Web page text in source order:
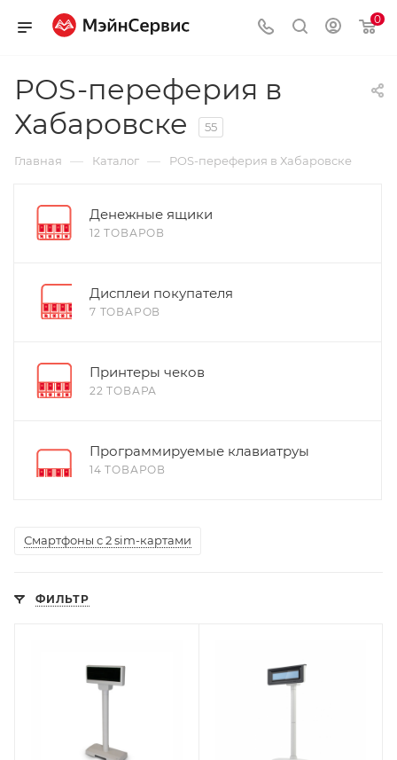
0
POS-переферия в
Хабаровске
55
Главная — Каталог — POS-переферия в Хабаровске
Денежные ящики
12 ТОВАРОВ
Дисплеи покупателя
7 ТОВАРОВ
Принтеры чеков
22 ТОВАРА
Программируемые клавиатруы
14 ТОВАРОВ
Смартфоны с 2 sim-картами
ФИЛЬТР